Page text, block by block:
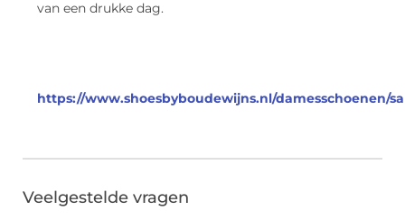
van een drukke dag.
https://www.shoesbyboudewijns.nl/damesschoenen/
Veelgestelde vragen